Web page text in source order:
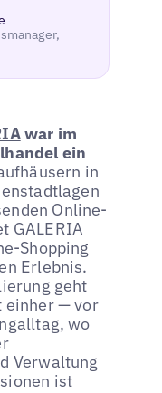
war im
ein
in
Online-
GALERIA
Shopping
Erlebnis.
geht
einher — vor
wo
Verwaltung
ist